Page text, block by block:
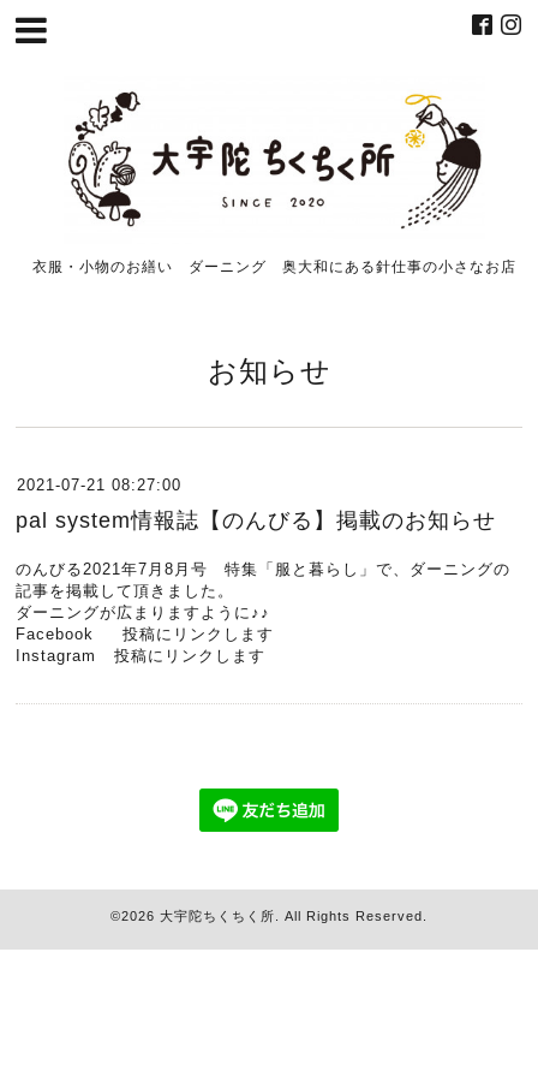
衣服・小物のお繕い ダーニング 奥大和にある針仕事の小さなお店
お知らせ
2021-07-21 08:27:00
pal system情報誌【のんびる】掲載のお知らせ
のんびる2021年7月8月号 特集「服と暮らし」で、ダーニングの
記事を掲載して頂きました。
ダーニングが広まりますように♪♪
Facebook投稿にリンクします
Instagram投稿にリンクします
©2026 大宇陀ちくちく所. All Rights Reserved.